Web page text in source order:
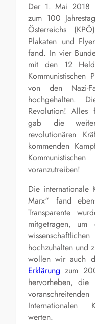
Der 1. Mai 2018
zum 100
Österreichs
Plakaten und
fand. In vier
mit den 12
Kommunistischen
von den Nazi-
hochgehalten.
Revolution! Alles
gab die
revolutionären
kommenden
voranzutreiben!
Die internationale
Marx“ fand
Transparente
mitgetragen,
hochzuhalten und
wollen wir auch
Erklärung zum
hervorheben,
Internationalen
werten.